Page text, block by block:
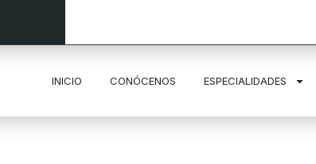
INICIO CONÓCENOS ESPECIALIDADES